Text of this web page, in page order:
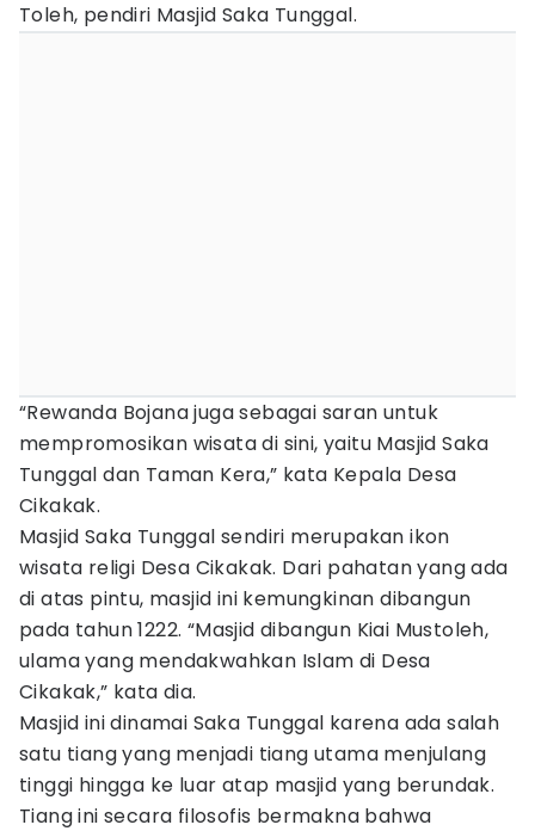
Toleh, pendiri Masjid Saka Tunggal.
“Rewanda Bojana juga sebagai saran untuk
mempromosikan wisata di sini, yaitu Masjid Saka
Tunggal dan Taman Kera,” kata Kepala Desa
Cikakak.
Masjid Saka Tunggal sendiri merupakan ikon
wisata religi Desa Cikakak. Dari pahatan yang ada
di atas pintu, masjid ini kemungkinan dibangun
pada tahun 1222. “Masjid dibangun Kiai Mustoleh,
ulama yang mendakwahkan Islam di Desa
Cikakak,” kata dia.
Masjid ini dinamai Saka Tunggal karena ada salah
satu tiang yang menjadi tiang utama menjulang
tinggi hingga ke luar atap masjid yang berundak.
Tiang ini secara filosofis bermakna bahwa